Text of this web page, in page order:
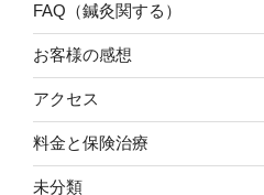
FAQ（鍼灸関する）
お客様の感想
アクセス
料金と保険治療
未分類